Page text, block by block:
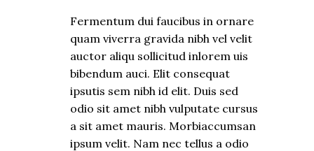
Fermentum dui faucibus in ornare
quam viverra gravida nibh vel velit
auctor aliqu sollicitud inlorem uis
bibendum auci. Elit consequat
ipsutis sem nibh id elit. Duis sed
odio sit amet nibh vulputate cursus
a sit amet mauris. Morbiaccumsan
ipsum velit. Nam nec tellus a odio